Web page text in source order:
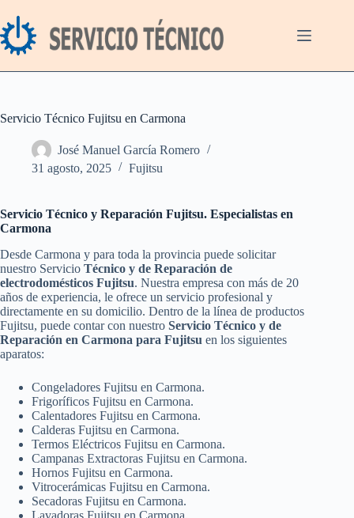
al
contenido
Servicio Técnico Fujitsu en Carmona
José Manuel García Romero
31 agosto, 2025
Fujitsu
Servicio Técnico y Reparación Fujitsu. Especialistas en
Carmona
Desde Carmona y para toda la provincia puede solicitar
nuestro Servicio Técnico y de Reparación de
electrodomésticos Fujitsu. Nuestra empresa con más de 20
años de experiencia, le ofrece un servicio profesional y
directamente en su domicilio. Dentro de la línea de productos
Fujitsu, puede contar con nuestro Servicio Técnico y de
Reparación en Carmona para Fujitsu en los siguientes
aparatos:
Congeladores Fujitsu en Carmona.
Frigoríficos Fujitsu en Carmona.
Calentadores Fujitsu en Carmona.
Calderas Fujitsu en Carmona.
Termos Eléctricos Fujitsu en Carmona.
Campanas Extractoras Fujitsu en Carmona.
Hornos Fujitsu en Carmona.
Vitrocerámicas Fujitsu en Carmona.
Secadoras Fujitsu en Carmona.
Lavadoras Fujitsu en Carmona.